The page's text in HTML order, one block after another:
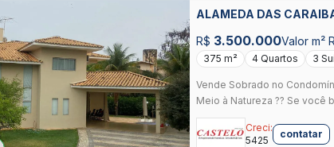
ALAMEDA DAS
R$ 3.500.000Valor m²
375 m² 4 Quartos 3
Vende Sobrado no
Meio à Natureza ?? Se você
Creci:
5425
contatar